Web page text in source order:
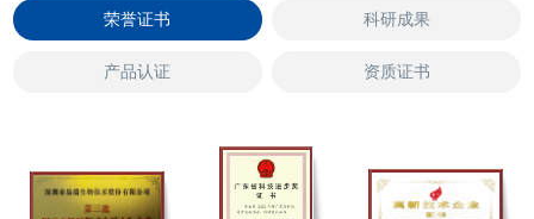
荣誉证书 科研成果
产品认证 资质证书